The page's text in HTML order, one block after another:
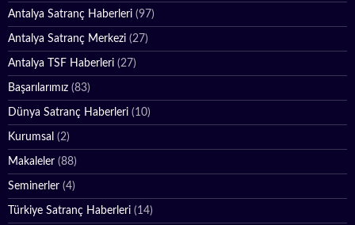
Antalya Satranç Haberleri (97)
Antalya Satranç Merkezi (27)
Antalya TSF Haberleri (27)
Başarılarımız (83)
Dünya Satranç Haberleri (10)
Kurumsal (2)
Makaleler (88)
Seminerler (4)
Türkiye Satranç Haberleri (14)